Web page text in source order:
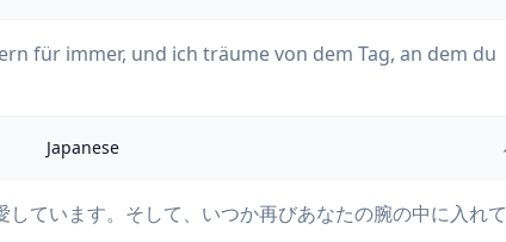
für immer, und ich träume von dem Tag, an dem du
Japanese
ています。そして、いつか再びあなたの腕の中に入れて